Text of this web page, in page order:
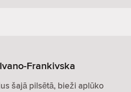
Frankivska
šajā pilsētā, bieži aplūko